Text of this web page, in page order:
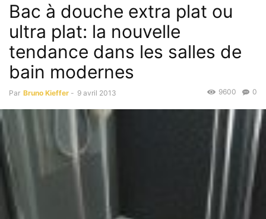
Bac à douche extra plat ou
ultra plat: la nouvelle
tendance dans les salles de
bain modernes
Par Bruno Kieffer - 9 avril 2013 0
9600